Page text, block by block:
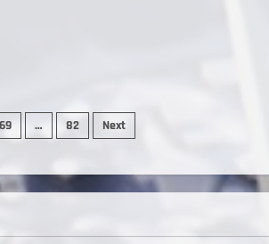
69 … 82 Next